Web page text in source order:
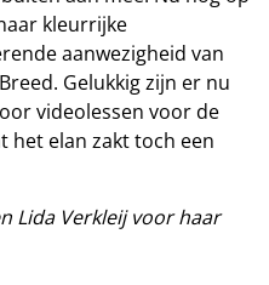
kleurrijke
aanwezigheid van
Gelukkig zijn er nu
videolessen voor de
het elan zakt toch een
Lida Verkleij voor haar